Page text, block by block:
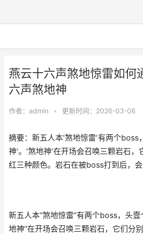
燕云十六声煞地惊雷如何
六声煞地神
作者： admin • 更新时间：2026-03-06
摘要：新五人本'煞地惊雷'有两个boss
神'。'煞地神'在开场会召唤三颗岩石，
红三种颜色。岩石在被boss打到后，
新五人本“煞地惊雷”有两个boss，头壹
地神”在开场会召唤三颗岩石，它们分